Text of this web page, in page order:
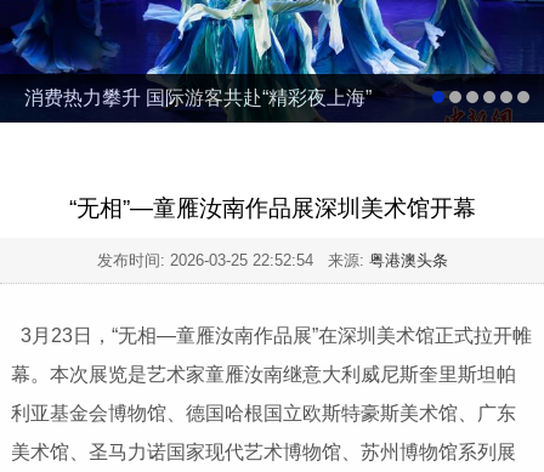
消费热力攀升 国际游客共赴“精彩夜上海”
“无相”—童雁汝南作品展深圳美术馆开幕
发布时间: 2026-03-25 22:52:54来源: 粤港澳头条
3月23日，“无相—童雁汝南作品展”在深圳美术馆正式拉开帷
幕。本次展览是艺术家童雁汝南继意大利威尼斯奎里斯坦帕
利亚基金会博物馆、德国哈根国立欧斯特豪斯美术馆、广东
美术馆、圣马力诺国家现代艺术博物馆、苏州博物馆系列展